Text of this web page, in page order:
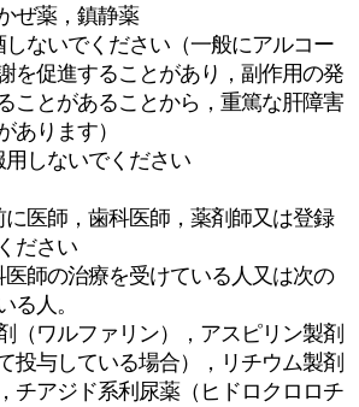
ぜ薬，鎮静薬
ないでください（一般にアルコー
を促進することがあり，副作用の発
ことがあることから，重篤な肝障害
あります）
しないでください
医師，歯科医師，薬剤師又は登録
ださい
医師の治療を受けている人又は次の
る人。
（ワルファリン），アスピリン製剤
投与している場合），リチウム製剤
チアジド系利尿薬（ヒドロクロロチ